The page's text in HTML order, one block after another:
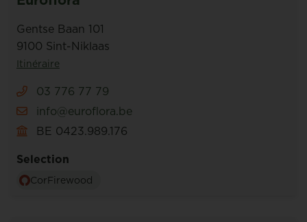
Gentse Baan 101
9100 Sint-Niklaas
Itinéraire
03 776 77 79
info@euroflora.be
BE 0423.989.176
Selection
CorFirewood